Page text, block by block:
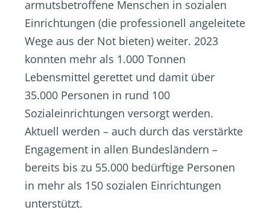
armutsbetroffene Menschen in sozialen
Einrichtungen (die professionell angeleitete
Wege aus der Not bieten) weiter. 2023
konnten mehr als 1.000 Tonnen
Lebensmittel gerettet und damit über
35.000 Personen in rund 100
Sozialeinrichtungen versorgt werden.
Aktuell werden – auch durch das verstärkte
Engagement in allen Bundesländern –
bereits bis zu 55.000 bedürftige Personen
in mehr als 150 sozialen Einrichtungen
unterstützt.